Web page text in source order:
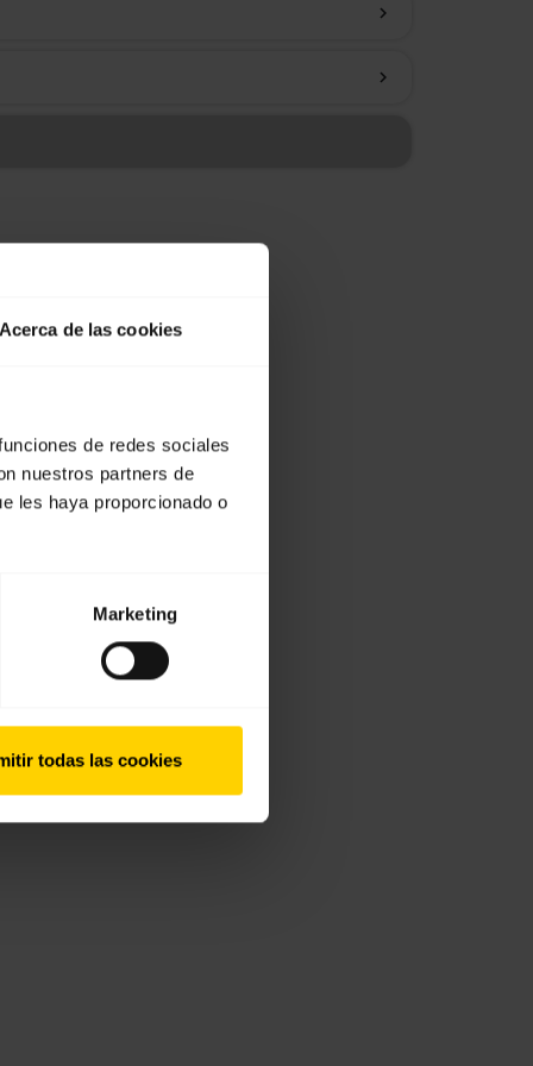
Acerca de las cookies
de redes sociales
nuestros partners de
les haya proporcionado o
Marketing
todas las cookies
chevron_right
chevron_right